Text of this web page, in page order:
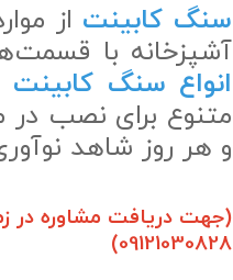
سنگ کابینت از
آشپزخانه با
انواع سنگ کابینت
متنوع برای نصب
و هر روز شاهد
(جهت دریافت مشاوره در
09121030828)